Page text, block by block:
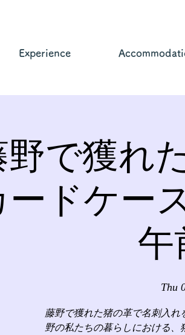
Experience
野で獲れ
ードケー
午
Thu
藤野で獲れた猪の革で名刺入
野の私たちの暮らしにおける